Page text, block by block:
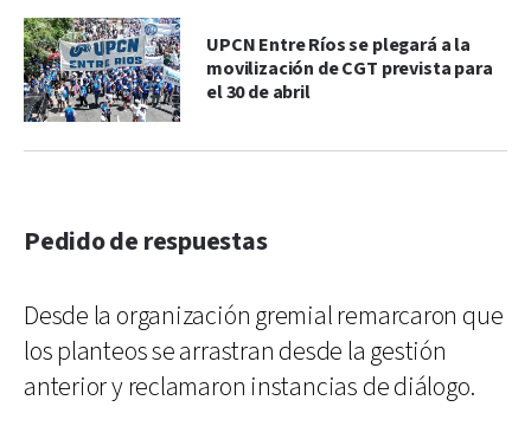
UPCN Entre Ríos se plegará a la
movilización de CGT prevista para
el 30 de abril
Pedido de respuestas
Desde la organización gremial remarcaron que
los planteos se arrastran desde la gestión
anterior y reclamaron instancias de diálogo.